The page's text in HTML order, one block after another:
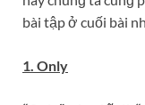
bài tập ở cuối bài
1. Only